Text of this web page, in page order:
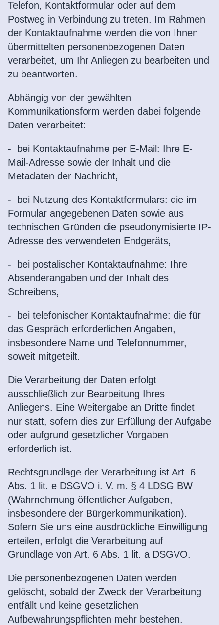
Telefon, Kontaktformular oder auf dem
Postweg in Verbindung zu treten. Im Rahmen
der Kontaktaufnahme werden die von Ihnen
übermittelten personenbezogenen Daten
verarbeitet, um Ihr Anliegen zu bearbeiten und
zu beantworten.
Abhängig von der gewählten
Kommunikationsform werden dabei folgende
Daten verarbeitet:
- bei Kontaktaufnahme per E-Mail: Ihre E-
Mail-Adresse sowie der Inhalt und die
Metadaten der Nachricht,
-
bei Nutzung des Kontaktformulars: die im
Formular angegebenen Daten sowie aus
technischen Gründen die pseudonymisierte IP-
Adresse des verwendeten Endgeräts,
- bei postalischer Kontaktaufnahme: Ihre
Absenderangaben und der Inhalt des
Schreibens,
-
bei telefonischer Kontaktaufnahme: die für
das Gespräch erforderlichen Angaben,
insbesondere Name und Telefonnummer,
soweit mitgeteilt.
Die Verarbeitung der Daten erfolgt
ausschließlich zur Bearbeitung Ihres
Anliegens. Eine Weitergabe an Dritte findet
nur statt, sofern dies zur Erfüllung der Aufgabe
oder aufgrund gesetzlicher Vorgaben
erforderlich ist.
Rechtsgrundlage der Verarbeitung ist Art. 6
Abs. 1 lit. e DSGVO i. V. m. § 4 LDSG BW
(Wahrnehmung öffentlicher Aufgaben,
insbesondere der Bürgerkommunikation).
Sofern Sie uns eine ausdrückliche Einwilligung
erteilen, erfolgt die Verarbeitung auf
Grundlage von Art. 6 Abs. 1 lit. a DSGVO.
Die personenbezogenen Daten werden
gelöscht, sobald der Zweck der Verarbeitung
entfällt und keine gesetzlichen
Aufbewahrungspflichten mehr bestehen.